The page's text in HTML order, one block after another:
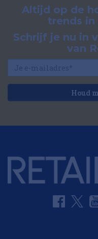
Altijd op de
trends
Schrijf je nu in
van
Houd